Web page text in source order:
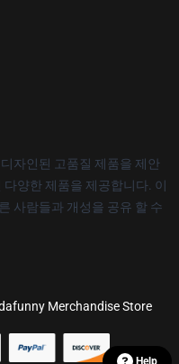
자인된 고품질 제품을 제안
양한 제품을 제공합니다. 이
사람들과 개성을 공유 할 수
Merchandise Store
Help